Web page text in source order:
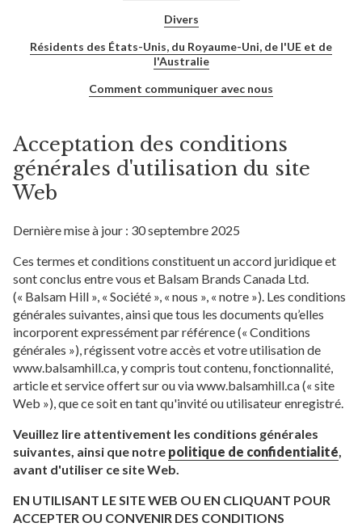
Divers
Résidents des États-Unis, du Royaume-Uni, de l'UE et de
l'Australie
Comment communiquer avec nous
Acceptation des conditions
générales d'utilisation du site
Web
Dernière mise à jour : 30 septembre 2025
Ces termes et conditions constituent un accord juridique et
sont conclus entre vous et Balsam Brands Canada Ltd.
(« Balsam Hill », « Société », « nous », « notre »). Les conditions
générales suivantes, ainsi que tous les documents qu’elles
incorporent expressément par référence (« Conditions
générales »), régissent votre accès et votre utilisation de
www.balsamhill.ca, y compris tout contenu, fonctionnalité,
article et service offert sur ou via www.balsamhill.ca (« site
Web »), que ce soit en tant qu'invité ou utilisateur enregistré.
Veuillez lire attentivement les conditions générales
suivantes, ainsi que notre politique de confidentialité,
avant d'utiliser ce site Web.
EN UTILISANT LE SITE WEB OU EN CLIQUANT POUR
ACCEPTER OU CONVENIR DES CONDITIONS